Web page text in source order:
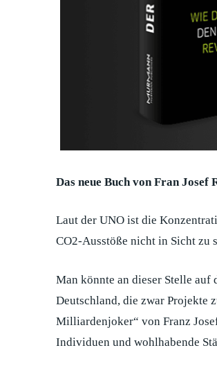
Das neue Buch von Fran
Laut der UNO ist die
CO2-Ausstöße nicht in Sicht zu
Man könnte an dieser Stelle auf
Deutschland, die zwar Projekte
Milliardenjoker“ von Franz
Individuen und wohlhabende